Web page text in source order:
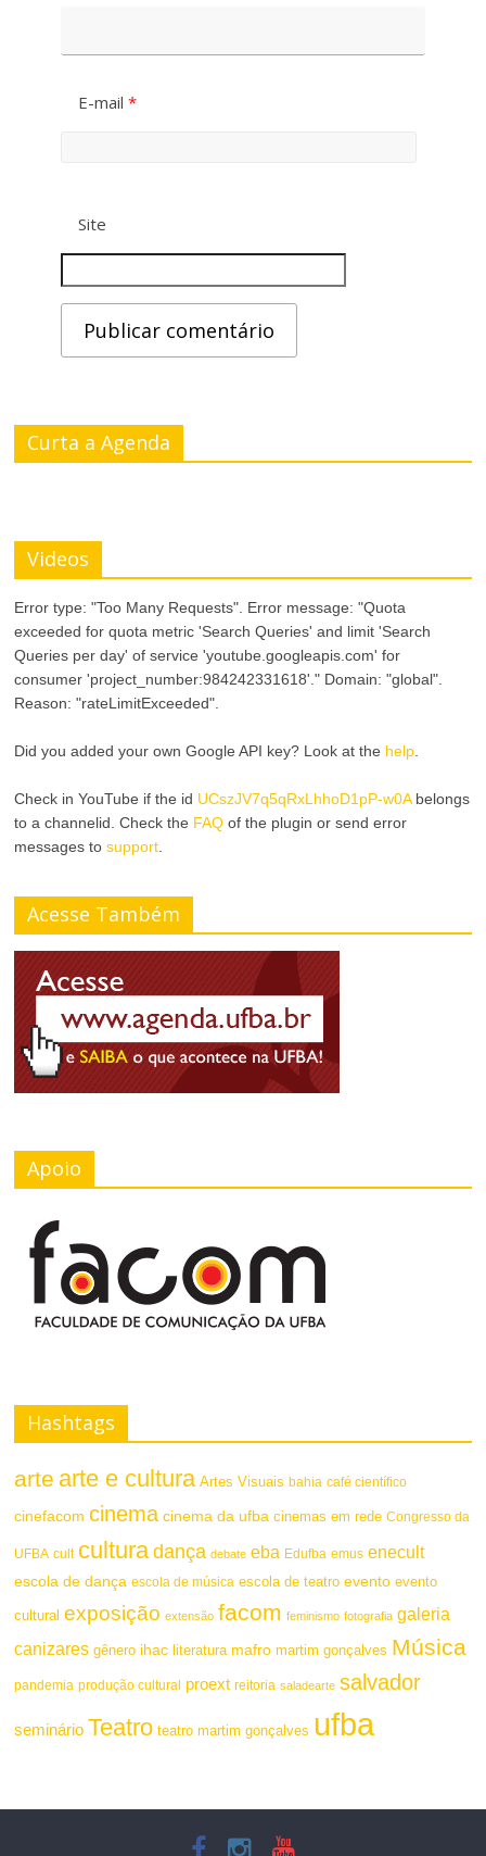
E-mail *
Site
Curta a Agenda
Videos
Error type: "Too Many Requests". Error message: "Quota
exceeded for quota metric 'Search Queries' and limit 'Search
Queries per day' of service 'youtube.googleapis.com' for
consumer 'project_number:984242331618'." Domain: "global".
Reason: "rateLimitExceeded".
Did you added your own Google API key? Look at the help
Check in YouTube if the id UCszJV7q5qRxLhhoD1pP-w0Abelongs
to a channelid. Check the FAQ of the plugin or send error
messages tosupport
Acesse Também
Apoio
Hashtags
arte arte e cultura Artes Visuais bahia café científico
cinefacom cinema cinema da ufba cinemas em rede Congresso da
UFBA cult cultura dança debate eba Edufba emus enecult
escola de dança escola de música escola de teatro evento evento
cultural exposição extensão facom feminismo fotografia galeria
canizares gênero ihac literatura mafro martim gonçalves Música
pandemia produção cultural proext reitoria saladearte salvador
seminário Teatro teatro martim gonçalves ufba